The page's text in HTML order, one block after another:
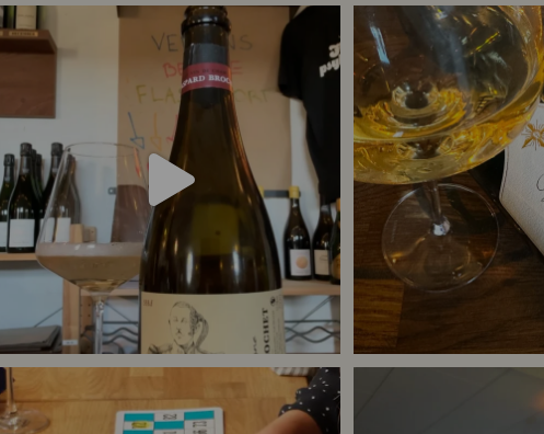
Mød Gaspard Brochet 333.F Brut Nature: den du skal...
40 1
Christian Bourmalt,
24
Kan man få for meget champagne? Nææææ…Kan
man...
Tusind tak til